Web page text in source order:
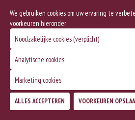
We gebruiken cookies om uw ervaring te
voorkeuren hieronder:
Noodzakelijke cookies (verplicht)
Analytische cookies
Marketing cookies
ALLES ACCEPTEREN VOORKEUREN